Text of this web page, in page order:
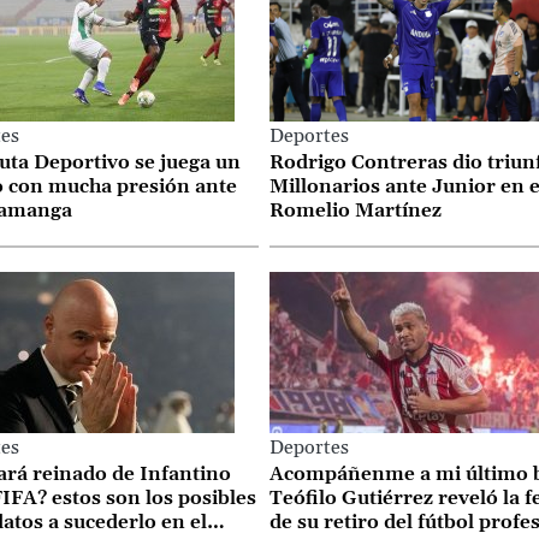
Deportivo se juega un
con mucha presión ante
Deportes
Rodrigo Contreras dio
Millonarios ante Junior en
Romelio Martínez
reinado de Infantino
estos son los posibles
a sucederlo en el
Deportes
Acompáñenme a mi último
Teófilo Gutiérrez reveló la
de su retiro del fútbol